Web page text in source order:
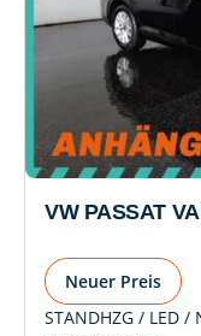
VW PASSAT
Neuer Preis
STANDHZG / LED /